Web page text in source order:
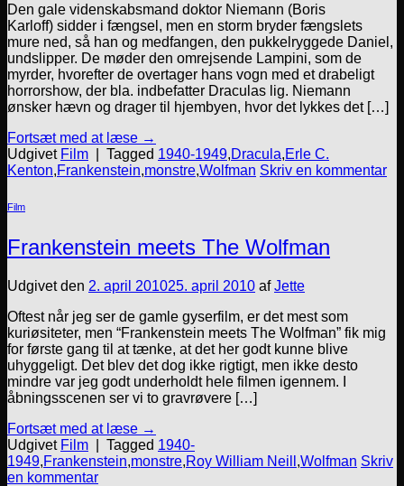
Den gale videnskabsmand doktor Niemann (Boris
Karloff) sidder i fængsel, men en storm bryder fængslets
mure ned, så han og medfangen, den pukkelryggede Daniel,
undslipper. De møder den omrejsende Lampini, som de
myrder, hvorefter de overtager hans vogn med et drabeligt
horrorshow, der bla. indbefatter Draculas lig. Niemann
ønsker hævn og drager til hjembyen, hvor det lykkes det […]
Fortsæt med at læse →
Udgivet Film Tagged 1940-1949,Dracula,Erle C.
Kenton,Frankenstein,monstre,Wolfman Skriv en kommentar
Film
Frankenstein meets The Wolfman
Udgivet den 2. april 201025. april 2010 afJette
Oftest når jeg ser de gamle gyserfilm, er det mest som
kuriøsiteter, men “Frankenstein meets The Wolfman” fik mig
for første gang til at tænke, at det her godt kunne blive
uhyggeligt. Det blev det dog ikke rigtigt, men ikke desto
mindre var jeg godt underholdt hele filmen igennem. I
åbningsscenen ser vi to gravrøvere […]
Fortsæt med at læse →
Udgivet Film Tagged 1940-
1949,Frankenstein,monstre,Roy William Neill ,Wolfman Skriv
en kommentar